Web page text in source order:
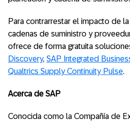
Para contrarrestar el impacto de
cadenas de suministro y
ofrece de forma gratuita
Discovery, SAP Integrated
Qualtrics Supply Continuity Pulse.
Acerca de SAP
Conocida como la Compañía de